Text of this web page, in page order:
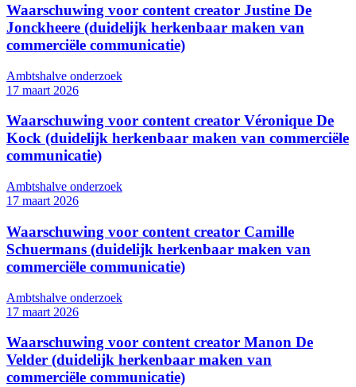
Waarschuwing voor content creator Justine De
Jonckheere (duidelijk herkenbaar maken van
commerciële communicatie)
Ambtshalve onderzoek
17 maart 2026
Waarschuwing voor content creator Véronique De
Kock (duidelijk herkenbaar maken van commerciële
communicatie)
Ambtshalve onderzoek
17 maart 2026
Waarschuwing voor content creator Camille
Schuermans (duidelijk herkenbaar maken van
commerciële communicatie)
Ambtshalve onderzoek
17 maart 2026
Waarschuwing voor content creator Manon De
Velder (duidelijk herkenbaar maken van
commerciële communicatie)